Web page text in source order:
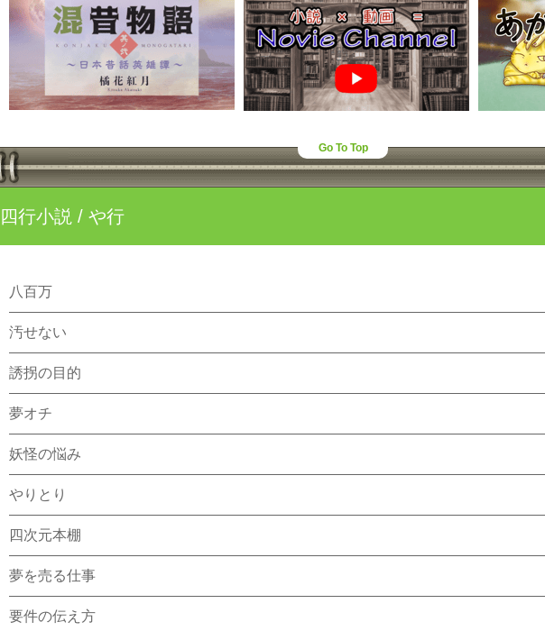
Go To Top
四行小説 / や行
八百万
汚せない
誘拐の目的
夢オチ
妖怪の悩み
やりとり
四次元本棚
夢を売る仕事
要件の伝え方